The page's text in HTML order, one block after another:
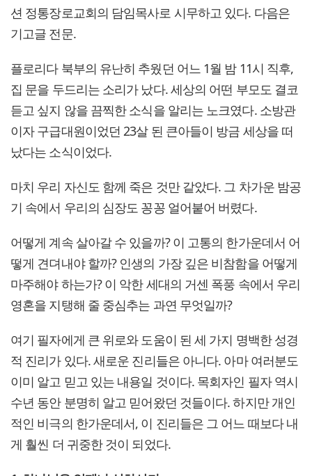
션 정통장로교회의 담임목사로 시무하고 있다. 다음은
기고글 전문.
플로리다 북부의 유난히 추웠던 어느 1월 밤 11시 직후,
집 문을 두드리는 소리가 났다. 세상의 어떤 부모도 결코
듣고 싶지 않을 끔찍한 소식을 알리는 노크였다. 소방관
이자 구급대원이었던 23살 된 큰아들이 방금 세상을 떠
났다는 소식이었다.
마치 우리 자신도 함께 죽은 것만 같았다. 그 차가운 밤공
기 속에서 우리의 심장도 꽁꽁 얼어붙어 버렸다.
어떻게 계속 살아갈 수 있을까? 이 고통의 한가운데서 어
떻게 견뎌내야 할까? 인생의 가장 깊은 비참함을 어떻게
마주해야 하는가? 이 악한 세대의 거센 폭풍 속에서 우리
영혼을 지탱해 줄 중심추는 과연 무엇일까?
여기 필자에게 큰 위로와 도움이 된 세 가지 명백한 성경
적 진리가 있다. 새로운 진리들은 아니다. 아마 여러분도
이미 알고 믿고 있는 내용일 것이다. 목회자인 필자 역시
수년 동안 분명히 알고 믿어왔던 것들이다. 하지만 개인
적인 비극의 한가운데서, 이 진리들은 그 어느 때보다 내
게 훨씬 더 귀중한 것이 되었다.